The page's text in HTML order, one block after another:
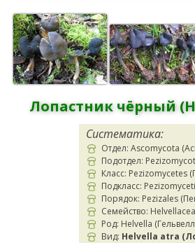
Лопастник чёрный
Систематика:
Отдел: Ascomycota
Подотдел:
Класс: Pezizomycetes
Подкласс:
Порядок: Pezizales
Семейство:
Род: Helvella
Вид: Helvella atra